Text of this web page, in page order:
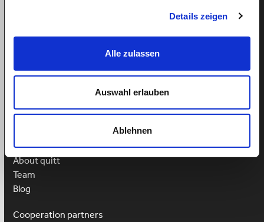
Details zeigen
Alle zulassen
Auswahl erlauben
Ablehnen
Mon-Fri: 9am-1pm
About quitt
Team
Blog
Cooperation partners